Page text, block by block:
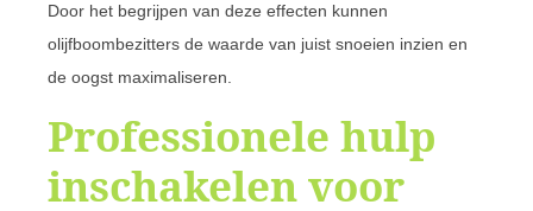
Door het begrijpen van deze effecten kunnen
olijfboombezitters de waarde van juist snoeien inzien en
de oogst maximaliseren.
Professionele hulp
inschakelen voor